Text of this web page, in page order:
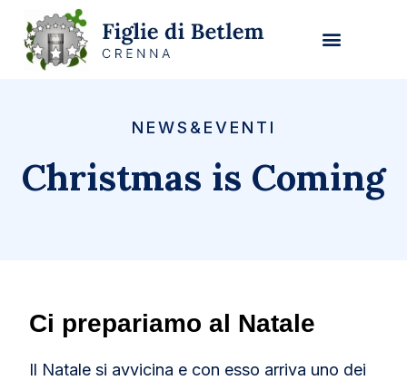
NEWS&EVENTI
Christmas is Coming
Ci prepariamo al Natale
Il Natale si avvicina e con esso arriva uno dei